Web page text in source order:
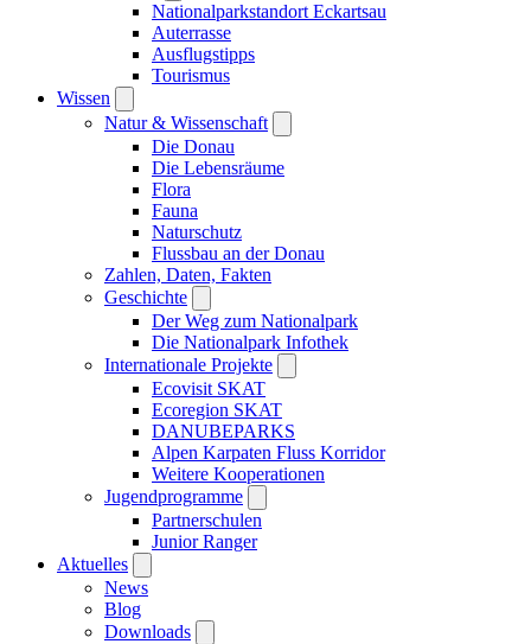
Nationalparkstandort Eckartsau
Auterrasse
Ausflugstipps
Tourismus
Wissen
Natur & Wissenschaft
Die Donau
Die Lebensräume
Flora
Fauna
Naturschutz
Flussbau an der Donau
Zahlen, Daten, Fakten
Geschichte
Der Weg zum Nationalpark
Die Nationalpark Infothek
Internationale Projekte
Ecovisit SKAT
Ecoregion SKAT
DANUBEPARKS
Alpen Karpaten Fluss Korridor
Weitere Kooperationen
Jugendprogramme
Partnerschulen
Junior Ranger
Aktuelles
News
Blog
Downloads